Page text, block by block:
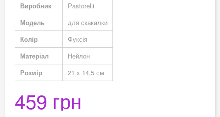
Виробник
Pastorelli
Модель
для скакалки
Колір
Фуксія
Матеріал
Нейлон
Розмір
21 х 14,5 см
459 грн